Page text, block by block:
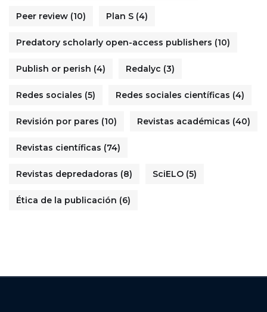
Peer review (10) Plan S (4)
Predatory scholarly open-access publishers (10)
Publish or perish (4) Redalyc (3)
Redes sociales (5) Redes sociales científicas (4)
Revisión por pares (10) Revistas académicas (40)
Revistas científicas (74)
Revistas depredadoras (8) SciELO (5)
Ética de la publicación (6)